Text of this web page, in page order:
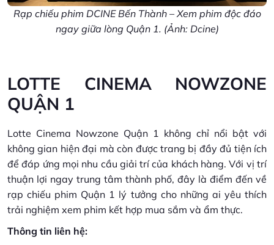
Rạp chiếu phim DCINE Bến Thành – Xem phim độc đáo
ngay giữa lòng Quận 1. (Ảnh: Dcine)
LOTTE CINEMA NOWZONE
QUẬN 1
Lotte Cinema Nowzone Quận 1 không chỉ nổi bật với
không gian hiện đại mà còn được trang bị đầy đủ tiện ích
để đáp ứng mọi nhu cầu giải trí của khách hàng. Với vị trí
thuận lợi ngay trung tâm thành phố, đây là điểm đến về
rạp chiếu phim Quận 1 lý tưởng cho những ai yêu thích
trải nghiệm xem phim kết hợp mua sắm và ẩm thực.
Thông tin liên hệ: